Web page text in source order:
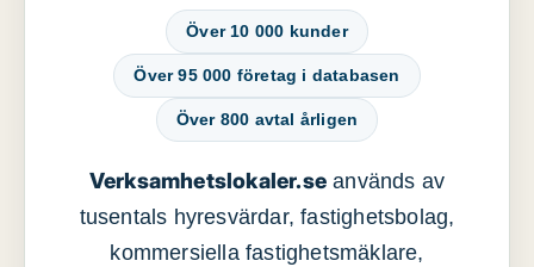
Över 10 000 kunder
Över 95 000 företag i databasen
Över 800 avtal årligen
Verksamhetslokaler.se används av
tusentals hyresvärdar, fastighetsbolag,
kommersiella fastighetsmäklare,